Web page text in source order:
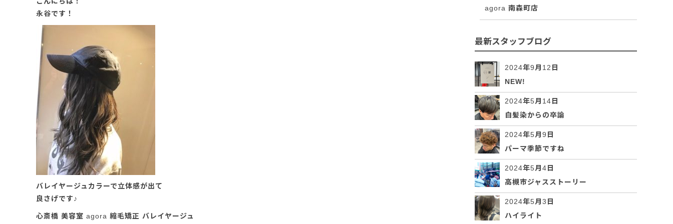
永谷です！
バレイヤージュカラーで立体感が出て
良さげです♪
心斎橋 美容室 agora 縮毛矯正 バレイヤージュ
agora 南森町店
最新スタッフブログ
2024年9月12日
NEW!
2024年5月14日
白髪染からの卒論
2024年5月9日
パーマ季節ですね
2024年5月4日
高槻市ジャスストーリー
2024年5月3日
ハイライト